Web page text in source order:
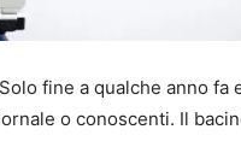
fine a qualche anno fa
o conoscenti. Il